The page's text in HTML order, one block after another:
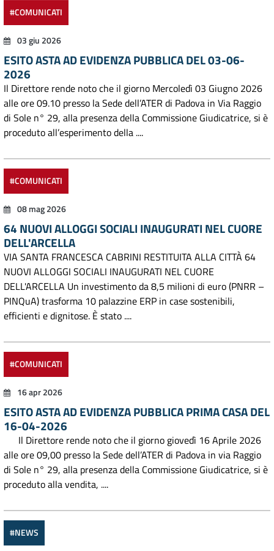
#COMUNICATI
03 giu 2026
ESITO ASTA AD EVIDENZA PUBBLICA DEL 03-06-
2026
Il Direttore rende noto che il giorno Mercoledì 03 Giugno 2026
alle ore 09.10 presso la Sede dell’ATER di Padova in Via Raggio
di Sole n° 29, alla presenza della Commissione Giudicatrice, si è
proceduto all’esperimento della ....
#COMUNICATI
08 mag 2026
64 NUOVI ALLOGGI SOCIALI INAUGURATI NEL CUORE
DELL'ARCELLA
VIA SANTA FRANCESCA CABRINI RESTITUITA ALLA CITTÀ 64
NUOVI ALLOGGI SOCIALI INAUGURATI NEL CUORE
DELL'ARCELLA Un investimento da 8,5 milioni di euro (PNRR –
PINQuA) trasforma 10 palazzine ERP in case sostenibili,
efficienti e dignitose. È stato ....
#COMUNICATI
16 apr 2026
ESITO ASTA AD EVIDENZA PUBBLICA PRIMA CASA DEL
16-04-2026
Il Direttore rende noto che il giorno giovedì 16 Aprile 2026
alle ore 09,00 presso la Sede dell’ATER di Padova in via Raggio
di Sole n° 29, alla presenza della Commissione Giudicatrice, si è
proceduto alla vendita, ....
#NEWS